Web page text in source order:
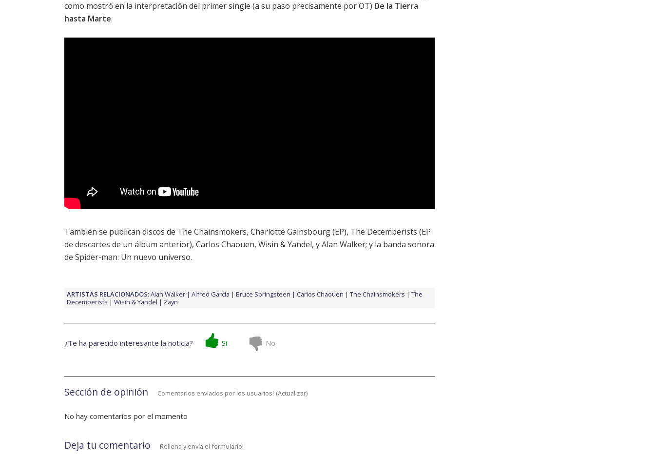
como mostró en la interpretación del primer single (a su paso precisamente por OT) De la Tierra
hasta Marte.
También se publican discos de The Chainsmokers, Charlotte Gainsbourg(EP), The Decemberists (EP
de descartes de un álbum anterior), Carlos Chaouen, Wisin & Yandel, yAlan Walker; y la banda sonora
de Spider-man: Un nuevo universo.
ARTISTAS RELACIONADOS:Alan Walker Alfred García Bruce Springsteen Carlos Chaouen The Chainsmokers
The
Decemberists
Wisin & Yandel Zayn
¿Te ha parecido interesante la noticia? Si No
Sección de opinión Comentarios enviados por los usuarios! (Actualizar)
No hay comentarios por el momento
Deja tu comentario Rellena y envía el formulario!